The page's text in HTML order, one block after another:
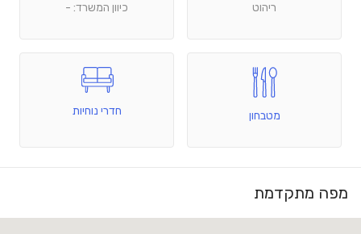
ריהוט כיוון המשרד: -
מטבחון חדרי נוחיות
מפה מתקדמת